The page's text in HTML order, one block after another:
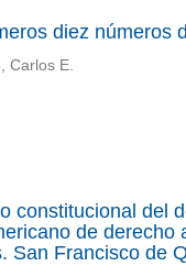
diez números
Carlos E.
constitucional del
de derecho
San Francisco de